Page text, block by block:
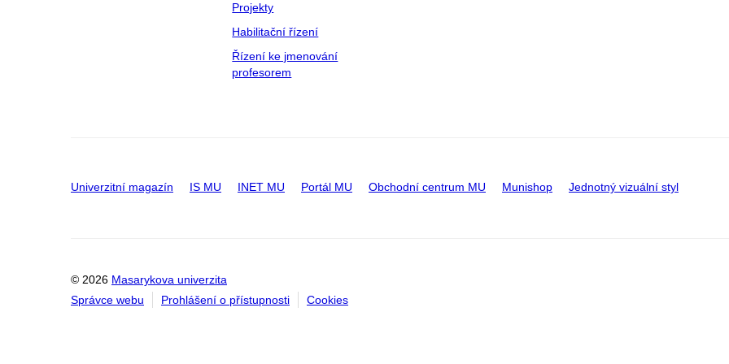
Projekty
Habilitační řízení
Řízení ke jmenování
profesorem
Univerzitní magazín IS MU INET MU Portál MU Obchodní centrum MU Munishop Jednotný vizuální styl
© 2026 Masarykova univerzita
Správce webu
Prohlášení o přístupnosti Cookies